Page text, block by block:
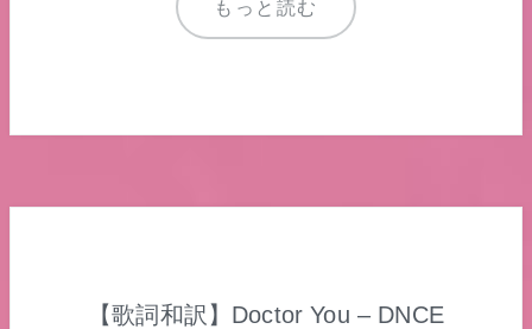
もっと読む
【歌詞和訳】Doctor You – DNCE